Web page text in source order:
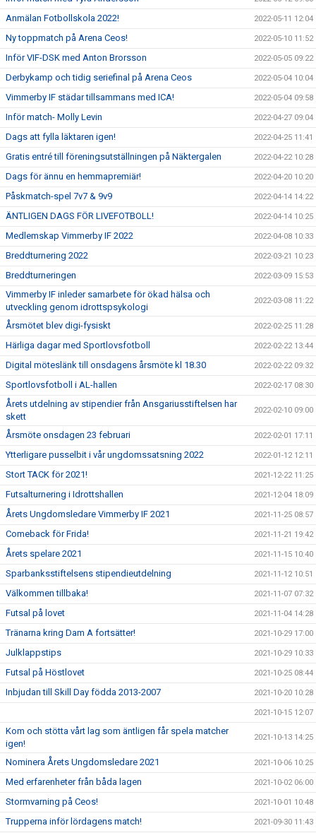
Anmälan Fotbollskola 2022! 2022-05-11 12:04
Ny toppmatch på Arena Ceos! 2022-05-10 11:52
Inför VIF-DSK med Anton Brorsson 2022-05-05 09:22
Derbykamp och tidig seriefinal på Arena Ceos 2022-05-04 10:04
Vimmerby IF städar tillsammans med ICA! 2022-05-04 09:58
Inför match- Molly Levin 2022-04-27 09:04
Dags att fylla läktaren igen! 2022-04-25 11:41
Gratis entré till föreningsutställningen på Näktergalen 2022-04-22 10:28
Dags för ännu en hemmapremiär! 2022-04-20 10:20
Påskmatch-spel 7v7 & 9v9 2022-04-14 14:22
ÄNTLIGEN DAGS FÖR LIVEFOTBOLL! 2022-04-14 10:25
Medlemskap Vimmerby IF 2022 2022-04-08 10:33
Breddturnering 2022 2022-03-21 10:23
Breddturneringen 2022-03-09 15:53
Vimmerby IF inleder samarbete för ökad hälsa och
utveckling genom idrottspsykologi
2022-03-08 11:22
Årsmötet blev digi-fysiskt 2022-02-25 11:28
Härliga dagar med Sportlovsfotboll 2022-02-22 13:44
Digital möteslänk till onsdagens årsmöte kl 18.30 2022-02-22 09:32
Sportlovsfotboll i AL-hallen 2022-02-17 08:30
Årets utdelning av stipendier från Ansgariusstiftelsen har
skett
2022-02-10 09:00
Årsmöte onsdagen 23 februari 2022-02-01 17:11
Ytterligare pusselbit i vår ungdomssatsning 2022 2022-01-12 12:11
Stort TACK för 2021! 2021-12-22 11:25
Futsalturnering i Idrottshallen 2021-12-04 18:09
Årets Ungdomsledare Vimmerby IF 2021 2021-11-25 08:57
Comeback för Frida! 2021-11-21 19:42
Årets spelare 2021 2021-11-15 10:40
Sparbanksstiftelsens stipendieutdelning 2021-11-12 10:51
Välkommen tillbaka! 2021-11-07 07:32
Futsal på lovet 2021-11-04 14:28
Tränarna kring Dam A fortsätter! 2021-10-29 17:00
Julklappstips 2021-10-29 10:33
Futsal på Höstlovet 2021-10-25 08:44
Inbjudan till Skill Day födda 2013-2007 2021-10-20 10:28
2021-10-15 12:07
Kom och stötta vårt lag som äntligen får spela matcher
igen!
2021-10-13 14:25
Nominera Årets Ungdomsledare 2021 2021-10-06 10:25
Med erfarenheter från båda lagen 2021-10-02 06:00
Stormvarning på Ceos! 2021-10-01 10:48
Trupperna inför lördagens match! 2021-09-30 11:43